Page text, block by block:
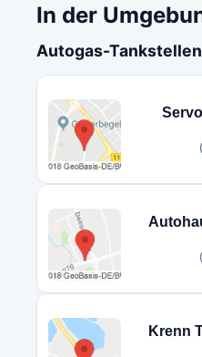
In der
Autogas-Tankstellen
Krenn